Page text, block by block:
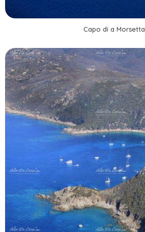
Capo di a Morsetta